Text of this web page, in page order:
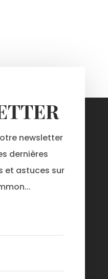
newsletter
dernières
et astuces sur